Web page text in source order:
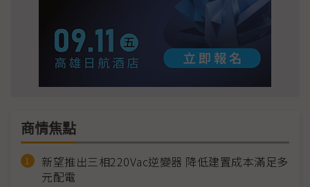
商情焦點
新望推出三相220Vac逆變器 降低建置成本滿足多
元配電